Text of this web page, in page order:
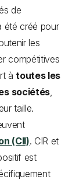
de
été créé pour
les
compétitives
àtoutes les
sociétés,
taille.
(CII). CIR et
est